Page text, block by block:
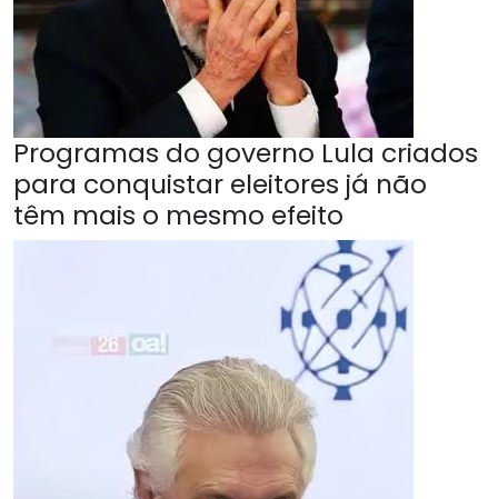
Programas do governo Lula criados
para conquistar eleitores já não
têm mais o mesmo efeito